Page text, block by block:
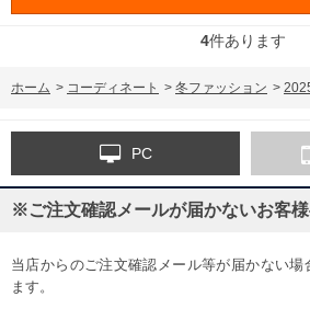
4件あります
ホーム > コーディネート > 冬ファッション >
PC
※ご注文確認メールが届かないお客
当店からのご注文確認メール等が届かない
ます。